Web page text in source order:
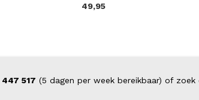
49,95
447 517 (5 dagen per week bereikbaar) of